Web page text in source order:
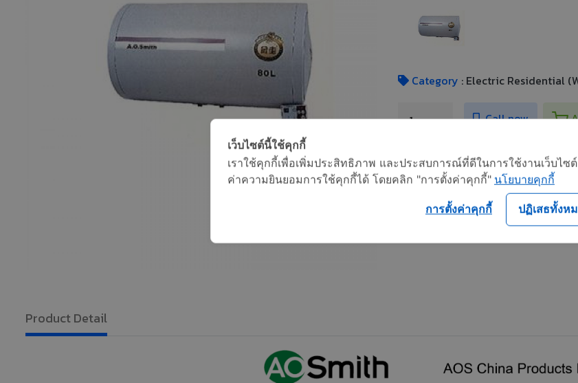
Category : Electric Residential
Call now
Tags : Model CEWHR-80+
Product Detail
เว็บไซต์นี้ใช้คุกกี้
เราใช้คุกกี้เพื่อเพิ่มประสิทธิภาพ และประสบการณ์ที่ดีในการใช้งานเว็บไซ
ค่าความยินยอมการใช้คุกกี้ได้ โดยคลิก "การตั้งค่าคุกกี้" นโยบายคุกกี้
ปฏิเสธทั้งห
การตั้งค่าคุกกี้